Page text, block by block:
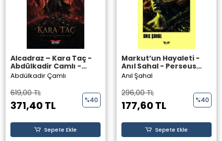
Alcadraz – Kara Taç -
Abdülkadir Çamlı -
Perseus Yayınevi
Abdülkadir Çamlı
619,00 TL
371,40 TL %40
Sepete Ekle
Markut’un Hayaleti -
Anıl Şahal - Perseus
Yayınevi
Anıl Şahal
296,00 TL
177,60 TL %40
Sepete Ekle